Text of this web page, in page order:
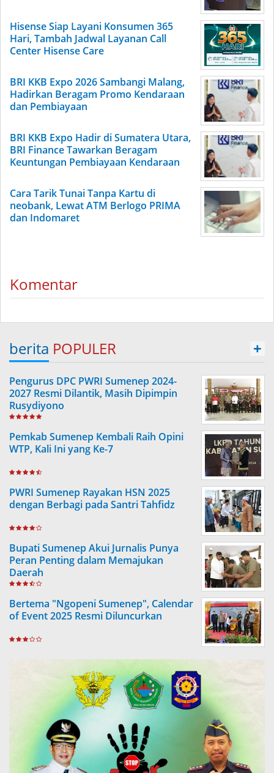
Hisense Siap Layani Konsumen 365
Hari, Tambah Jadwal Layanan Call
Center Hisense Care
BRI KKB Expo 2026 Sambangi Malang,
Hadirkan Beragam Promo Kendaraan
dan Pembiayaan
BRI KKB Expo Hadir di Sumatera Utara,
BRI Finance Tawarkan Beragam
Keuntungan Pembiayaan Kendaraan
Cara Tarik Tunai Tanpa Kartu di
neobank, Lewat ATM Berlogo PRIMA
dan Indomaret
Komentar
berita POPULER +
Pengurus DPC PWRI Sumenep 2024-
2027 Resmi Dilantik, Masih Dipimpin
Rusydiyono
Pemkab Sumenep Kembali Raih Opini
WTP, Kali Ini yang Ke-7
PWRI Sumenep Rayakan HSN 2025
dengan Berbagi pada Santri Tahfidz
Bupati Sumenep Akui Jurnalis Punya
Peran Penting dalam Memajukan
Daerah
Bertema "Ngopeni Sumenep", Calendar
of Event 2025 Resmi Diluncurkan